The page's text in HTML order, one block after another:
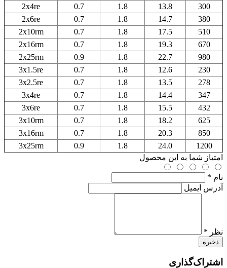
300
13.8
1.8
0.7
2x4re
380
14.7
1.8
0.7
2x6re
510
17.5
1.8
0.7
2x10rm
670
19.3
1.8
0.7
2x16rm
980
22.7
1.8
0.9
2x25rm
230
12.6
1.8
0.7
3x1.5re
278
13.5
1.8
0.7
3x2.5re
347
14.4
1.8
0.7
3x4re
432
15.5
1.8
0.7
3x6re
625
18.2
1.8
0.7
3x10rm
850
20.3
1.8
0.7
3x16rm
1200
24.0
1.8
0.9
3x25rm
امتیاز شما به این محصول
نام *
آدرس ایمیل
نظر *
ذخیره
اشتراک‌گذاری